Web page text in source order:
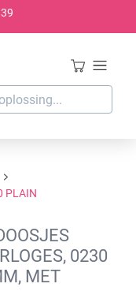
PLAIN
0230
MET